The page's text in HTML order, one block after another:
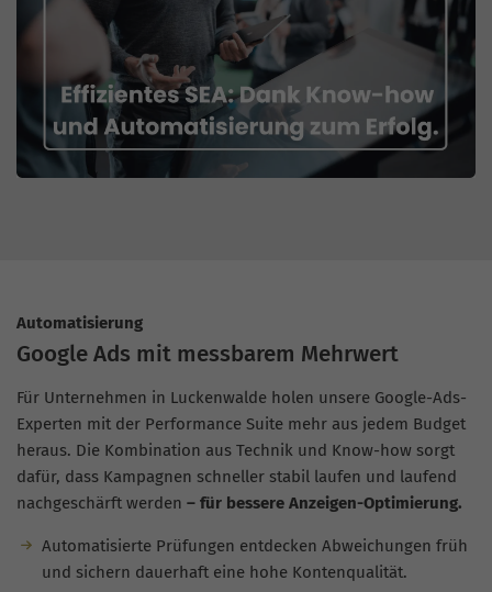
Automatisierung
Google Ads mit messbarem Mehrwert
Für Unternehmen in Luckenwalde holen unsere Google-Ads-
Experten mit der Performance Suite mehr aus jedem Budget
heraus. Die Kombination aus Technik und Know-how sorgt
dafür, dass Kampagnen schneller stabil laufen und laufend
nachgeschärft werden – für bessere Anzeigen-Optimierung.
Automatisierte Prüfungen entdecken Abweichungen früh
und sichern dauerhaft eine hohe Kontenqualität.